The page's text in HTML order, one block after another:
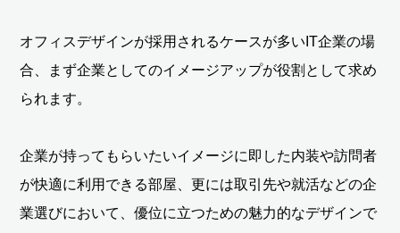
オフィスデザインが採用されるケースが多いIT企業の場
合、まず企業としてのイメージアップが役割として求め
られます。
企業が持ってもらいたいイメージに即した内装や訪問者
が快適に利用できる部屋、更には取引先や就活などの企
業選びにおいて、優位に立つための魅力的なデザインで